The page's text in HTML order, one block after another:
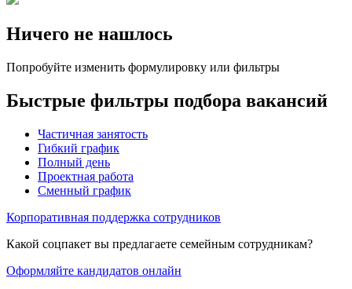
Ничего не нашлось
Попробуйте изменить формулировку или фильтры
Быстрые фильтры подбора вакансий
Частичная занятость
Гибкий график
Полный день
Проектная работа
Сменный график
Корпоративная поддержка сотрудников
Какой соцпакет вы предлагаете семейным сотрудникам?
Оформляйте кандидатов онлайн